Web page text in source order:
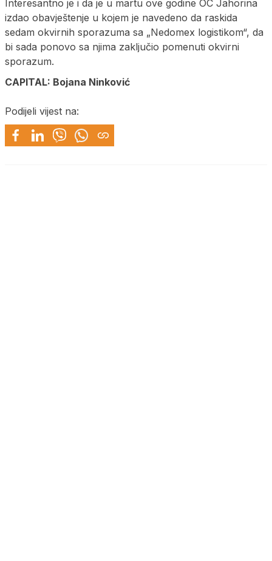
Interesantno je i da je u martu ove godine OC Jahorina
izdao obavještenje u kojem je navedeno da raskida
sedam okvirnih sporazuma sa „Nedomex logistikom“, da
bi sada ponovo sa njima zaključio pomenuti okvirni
sporazum.
CAPITAL: Bojana Ninković
Podijeli vijest na: